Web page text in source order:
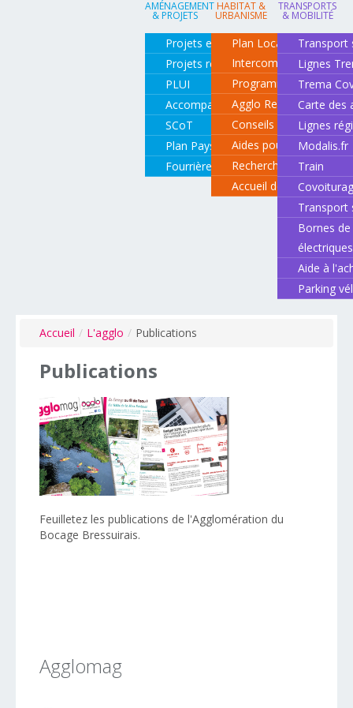
AMÉNAGEMENT
& PROJETS
Projets en cours
Projets réalisés
PLUI
Accompagnement de projets
SCoT
Plan Paysage
Fourrière animale
HABITAT &
URBANISME
Plan Local d'Urbanisme
Intercommunal
Programme local de
Agglo Renov
Conseils pour rénover
Aides pour rénover
Recherche d'un
Accueil des gens du
TRANSPORTS
& MOBILITÉ
Transport
Lignes
Trema
Carte des
Lignes
Modalis.fr
Train
Transport
Bornes
électriques
Aide à
Parking
Accueil / L'agglo / Publications
Publications
Feuilletez les publications de l'Agglomération du
Bocage Bressuirais.
Agglomag